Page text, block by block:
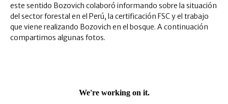
este sentido Bozovich colaboró informando sobre la situación
del sector forestal en el Perú, la certificación FSC y el trabajo
que viene realizando Bozovich en el bosque. A continuación
compartimos algunas fotos.